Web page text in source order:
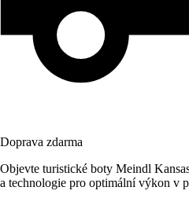
Doprava zdarma
Objevte turistické boty Meindl
a technologie pro optimální výkon v